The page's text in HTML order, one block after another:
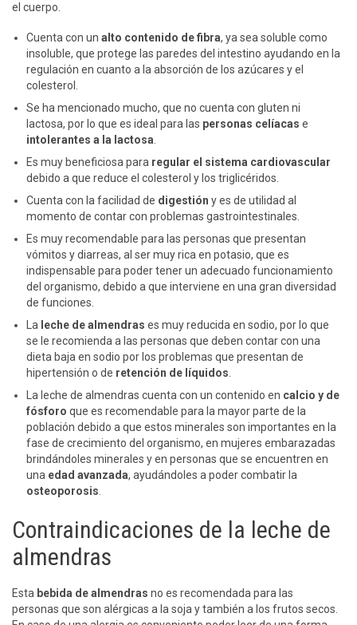
el cuerpo.
Cuenta con unalto contenido de fibra, ya sea soluble como
insoluble, que protege las paredes del intestino ayudando en la
regulación en cuanto a la absorción de los azúcares y el
colesterol.
Se ha mencionado mucho, que no cuenta con gluten ni
lactosa, por lo que es ideal para las personas celíacas e
intolerantes a la lactosa.
Es muy beneficiosa para regular el sistema cardiovascular
debido a que reduce el colesterol y los triglicéridos.
Cuenta con la facilidad de digestión y es de utilidad al
momento de contar con problemas gastrointestinales.
Es muy recomendable para las personas que presentan
vómitos y diarreas, al ser muy rica en potasio, que es
indispensable para poder tener un adecuado funcionamiento
del organismo, debido a que interviene en una gran diversidad
de funciones.
La leche de almendrases muy reducida en sodio, por lo que
se le recomienda a las personas que deben contar con una
dieta baja en sodio por los problemas que presentan de
hipertensión o de retención de líquidos.
La leche de almendras cuenta con un contenido en calcio y de
fósforo que es recomendable para la mayor parte de la
población debido a que estos minerales son importantes en la
fase de crecimiento del organismo, en mujeres embarazadas
brindándoles minerales y en personas que se encuentren en
una edad avanzada, ayudándoles a poder combatir la
osteoporosis.
Contraindicaciones de la leche de
almendras
Esta bebida de almendras no es recomendada para las
personas que son alérgicas a la soja y también a los frutos secos.